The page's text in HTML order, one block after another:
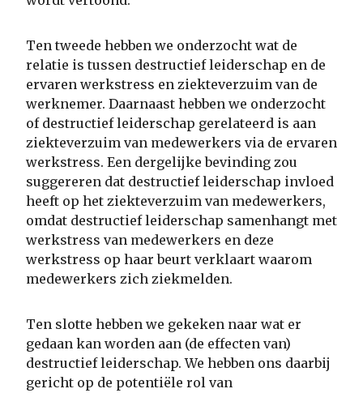
Ten tweede hebben we onderzocht wat de
relatie is tussen destructief leiderschap en de
ervaren werkstress en ziekteverzuim van de
werknemer. Daarnaast hebben we onderzocht
of destructief leiderschap gerelateerd is aan
ziekteverzuim van medewerkers via de ervaren
werkstress. Een dergelijke bevinding zou
suggereren dat destructief leiderschap invloed
heeft op het ziekteverzuim van medewerkers,
omdat destructief leiderschap samenhangt met
werkstress van medewerkers en deze
werkstress op haar beurt verklaart waarom
medewerkers zich ziekmelden.
Ten slotte hebben we gekeken naar wat er
gedaan kan worden aan (de effecten van)
destructief leiderschap. We hebben ons daarbij
gericht op de potentiële rol van